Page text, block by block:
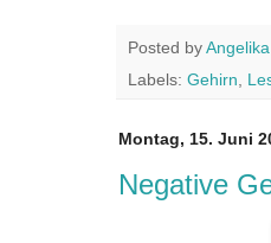
Posted by
Labels: Gehirn,
Montag, 15. Juni
Negative